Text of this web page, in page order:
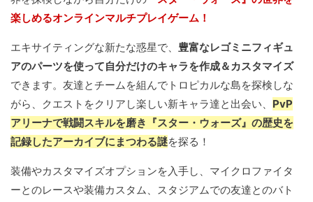
楽しめるオンラインマルチプレイゲーム！
エキサイティングな新たな惑星で、 豊富なレゴミニフィギュ
アのパーツを使って自分だけのキャラを作成＆カスタマイズ
できます。友達とチームを組んでトロピカルな島を探検しな
がら、クエストをクリアし楽しい新キャラ達と出会い、 PvP
アリーナで戦闘スキルを磨き『スター・ウォーズ』の歴史を
記録したアーカイブにまつわる謎を探る！
装備やカスタマイズオプションを入手し、マイクロファイタ
ーとのレースや装備カスタム、スタジアムでの友達とのバト